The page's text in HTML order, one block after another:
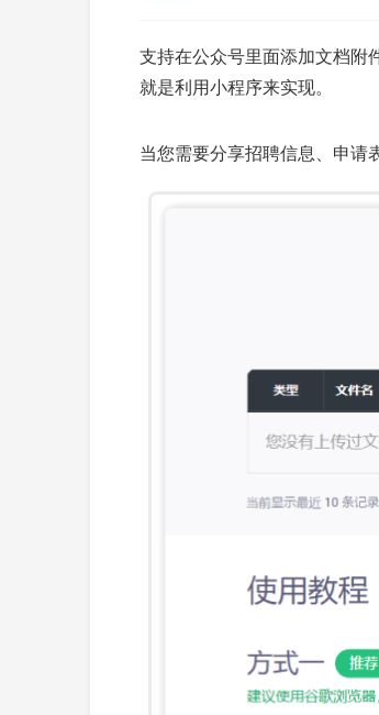
支持在公众号里面添加文档附
就是利用小程序来实现。
当您需要分享招聘信息、申请